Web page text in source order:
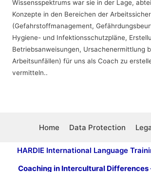
Wissensspektrums war sie in der Lage,
Konzepte in den Bereichen der
(Gefahrstoffmanagement,
Hygiene- und Infektionsschutzpläne,
Betriebsanweisungen, Ursachenermittlung
Arbeitsunfällen) für uns als Coach zu
vermitteln..
Home Data Protection
HARDIE International Language
Coaching in Intercultural Differences